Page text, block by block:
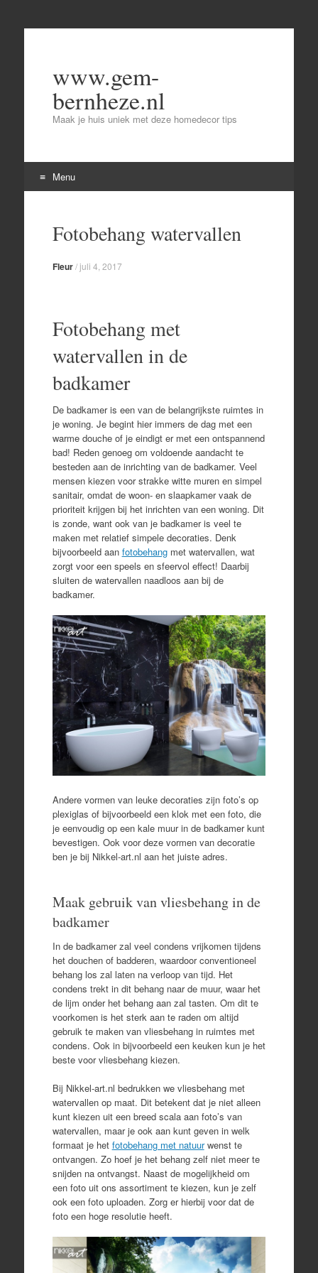
www.gem-
bernheze.nl
Maak je huis uniek met deze homedecor tips
Menu
contentFotobehang watervallen
Fleur/juli 4, 2017
Fotobehang met
watervallen in de
badkamer
De badkamer is een van de belangrijkste ruimtes in
je woning. Je begint hier immers de dag met een
warme douche of je eindigt er met een ontspannend
bad! Reden genoeg om voldoende aandacht te
besteden aan de inrichting van de badkamer. Veel
mensen kiezen voor strakke witte muren en simpel
sanitair, omdat de woon- en slaapkamer vaak de
prioriteit krijgen bij het inrichten van een woning. Dit
is zonde, want ook van je badkamer is veel te
maken met relatief simpele decoraties. Denk
bijvoorbeeld aan fotobehangmet watervallen, wat
zorgt voor een speels en sfeervol effect! Daarbij
sluiten de watervallen naadloos aan bij de
badkamer.
Andere vormen van leuke decoraties zijn foto’s op
plexiglas of bijvoorbeeld een klok met een foto, die
je eenvoudig op een kale muur in de badkamer kunt
bevestigen. Ook voor deze vormen van decoratie
ben je bij Nikkel-art.nl aan het juiste adres.
Maak gebruik van vliesbehang in de
badkamer
In de badkamer zal veel condens vrijkomen tijdens
het douchen of badderen, waardoor conventioneel
behang los zal laten na verloop van tijd. Het
condens trekt in dit behang naar de muur, waar het
de lijm onder het behang aan zal tasten. Om dit te
voorkomen is het sterk aan te raden om altijd
gebruik te maken van vliesbehang in ruimtes met
condens. Ook in bijvoorbeeld een keuken kun je het
beste voor vliesbehang kiezen.
Bij Nikkel-art.nl bedrukken we vliesbehang met
watervallen op maat. Dit betekent dat je niet alleen
kunt kiezen uit een breed scala aan foto’s van
watervallen, maar je ook aan kunt geven in welk
formaat je het fotobehang met natuurwenst te
ontvangen. Zo hoef je het behang zelf niet meer te
snijden na ontvangst. Naast de mogelijkheid om
een foto uit ons assortiment te kiezen, kun je zelf
ook een foto uploaden. Zorg er hierbij voor dat de
foto een hoge resolutie heeft.